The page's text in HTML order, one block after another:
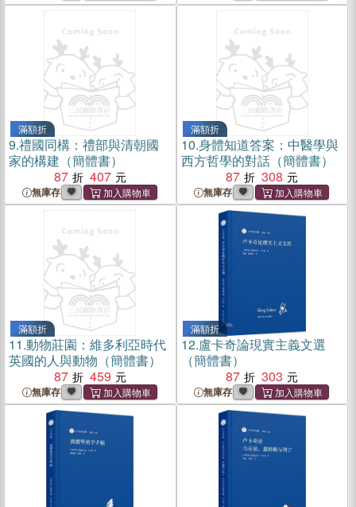
滿額折
9.禮國同構：禮部與清朝國
家的構建（簡體書）
87
407
無庫存
滿額折
10.身體知道答案：中醫學與
西方哲學的對話（簡體書）
87
308
無庫存
滿額折
11.動物莊園：維多利亞時代
英國的人與動物（簡體書）
87
459
無庫存
滿額折
12.盧卡奇論現實主義文選
（簡體書）
87
303
無庫存